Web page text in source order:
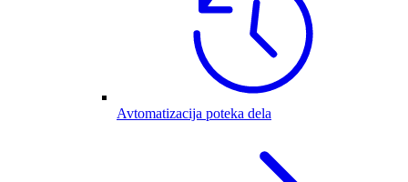
Avtomatizacija poteka dela